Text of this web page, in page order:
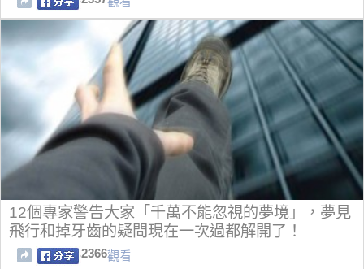
12個專家警告大家「千萬不能忽視的夢境」，夢見
飛行和掉牙齒的疑問現在一次過都解開了！
2366觀看